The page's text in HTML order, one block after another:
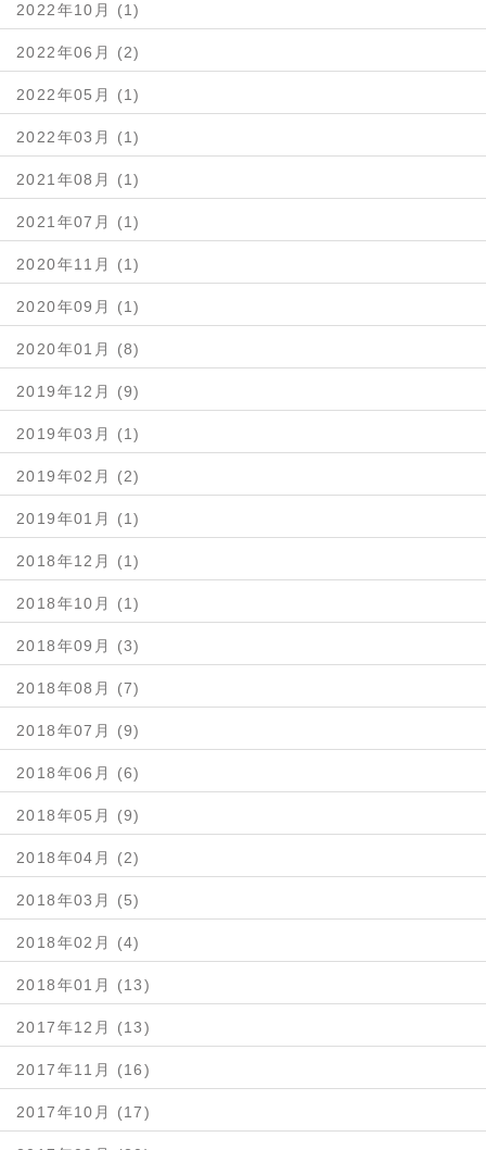
2022年10月 (1)
2022年06月 (2)
2022年05月 (1)
2022年03月 (1)
2021年08月 (1)
2021年07月 (1)
2020年11月 (1)
2020年09月 (1)
2020年01月 (8)
2019年12月 (9)
2019年03月 (1)
2019年02月 (2)
2019年01月 (1)
2018年12月 (1)
2018年10月 (1)
2018年09月 (3)
2018年08月 (7)
2018年07月 (9)
2018年06月 (6)
2018年05月 (9)
2018年04月 (2)
2018年03月 (5)
2018年02月 (4)
2018年01月 (13)
2017年12月 (13)
2017年11月 (16)
2017年10月 (17)